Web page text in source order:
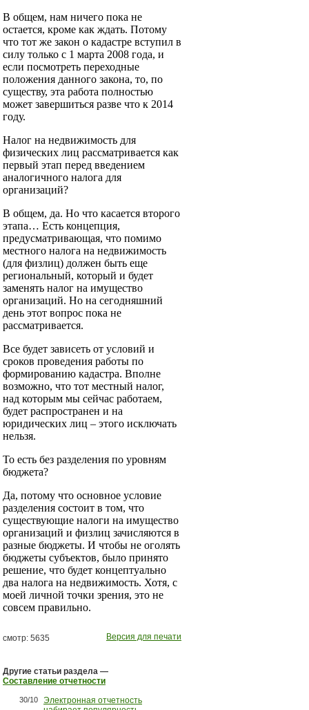
В общем, нам ничего пока не
остается, кроме как ждать. Потому
что тот же закон о кадастре вступил в
силу только с 1 марта 2008 года, и
если посмотреть переходные
положения данного закона, то, по
существу, эта работа полностью
может завершиться разве что к 2014
году.
Налог на недвижимость для
физических лиц рассматривается как
первый этап перед введением
аналогичного налога для
организаций?
В общем, да. Но что касается второго
этапа… Есть концепция,
предусматривающая, что помимо
местного налога на недвижимость
(для физлиц) должен быть еще
региональный, который и будет
заменять налог на имущество
организаций. Но на сегодняшний
день этот вопрос пока не
рассматривается.
Все будет зависеть от условий и
сроков проведения работы по
формированию кадастра. Вполне
возможно, что тот местный налог,
над которым мы сейчас работаем,
будет распространен и на
юридических лиц – этого исключать
нельзя.
То есть без разделения по уровням
бюджета?
Да, потому что основное условие
разделения состоит в том, что
существующие налоги на имущество
организаций и физлиц зачисляются в
разные бюджеты. И чтобы не оголять
бюджеты субъектов, было принято
решение, что будет концептуально
два налога на недвижимость. Хотя, с
моей личной точки зрения, это не
совсем правильно.
смотр: 5635 Версия для печати
Другие статьи раздела —
Составление отчетности
30/10
Электронная отчетность